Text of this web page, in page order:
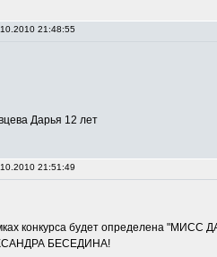
21:48:55
Дарья 12 лет
21:51:49
конкурса будет определена "МИСС
БЕСЕДИНА!